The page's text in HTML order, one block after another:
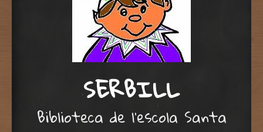
SERBILL
Biblioteca de l'escola Santa